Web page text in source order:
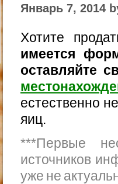
Январь 7, 2014
Хотите
имеется
оставляйте
естественно
яиц.
***Первые
источников
уже не